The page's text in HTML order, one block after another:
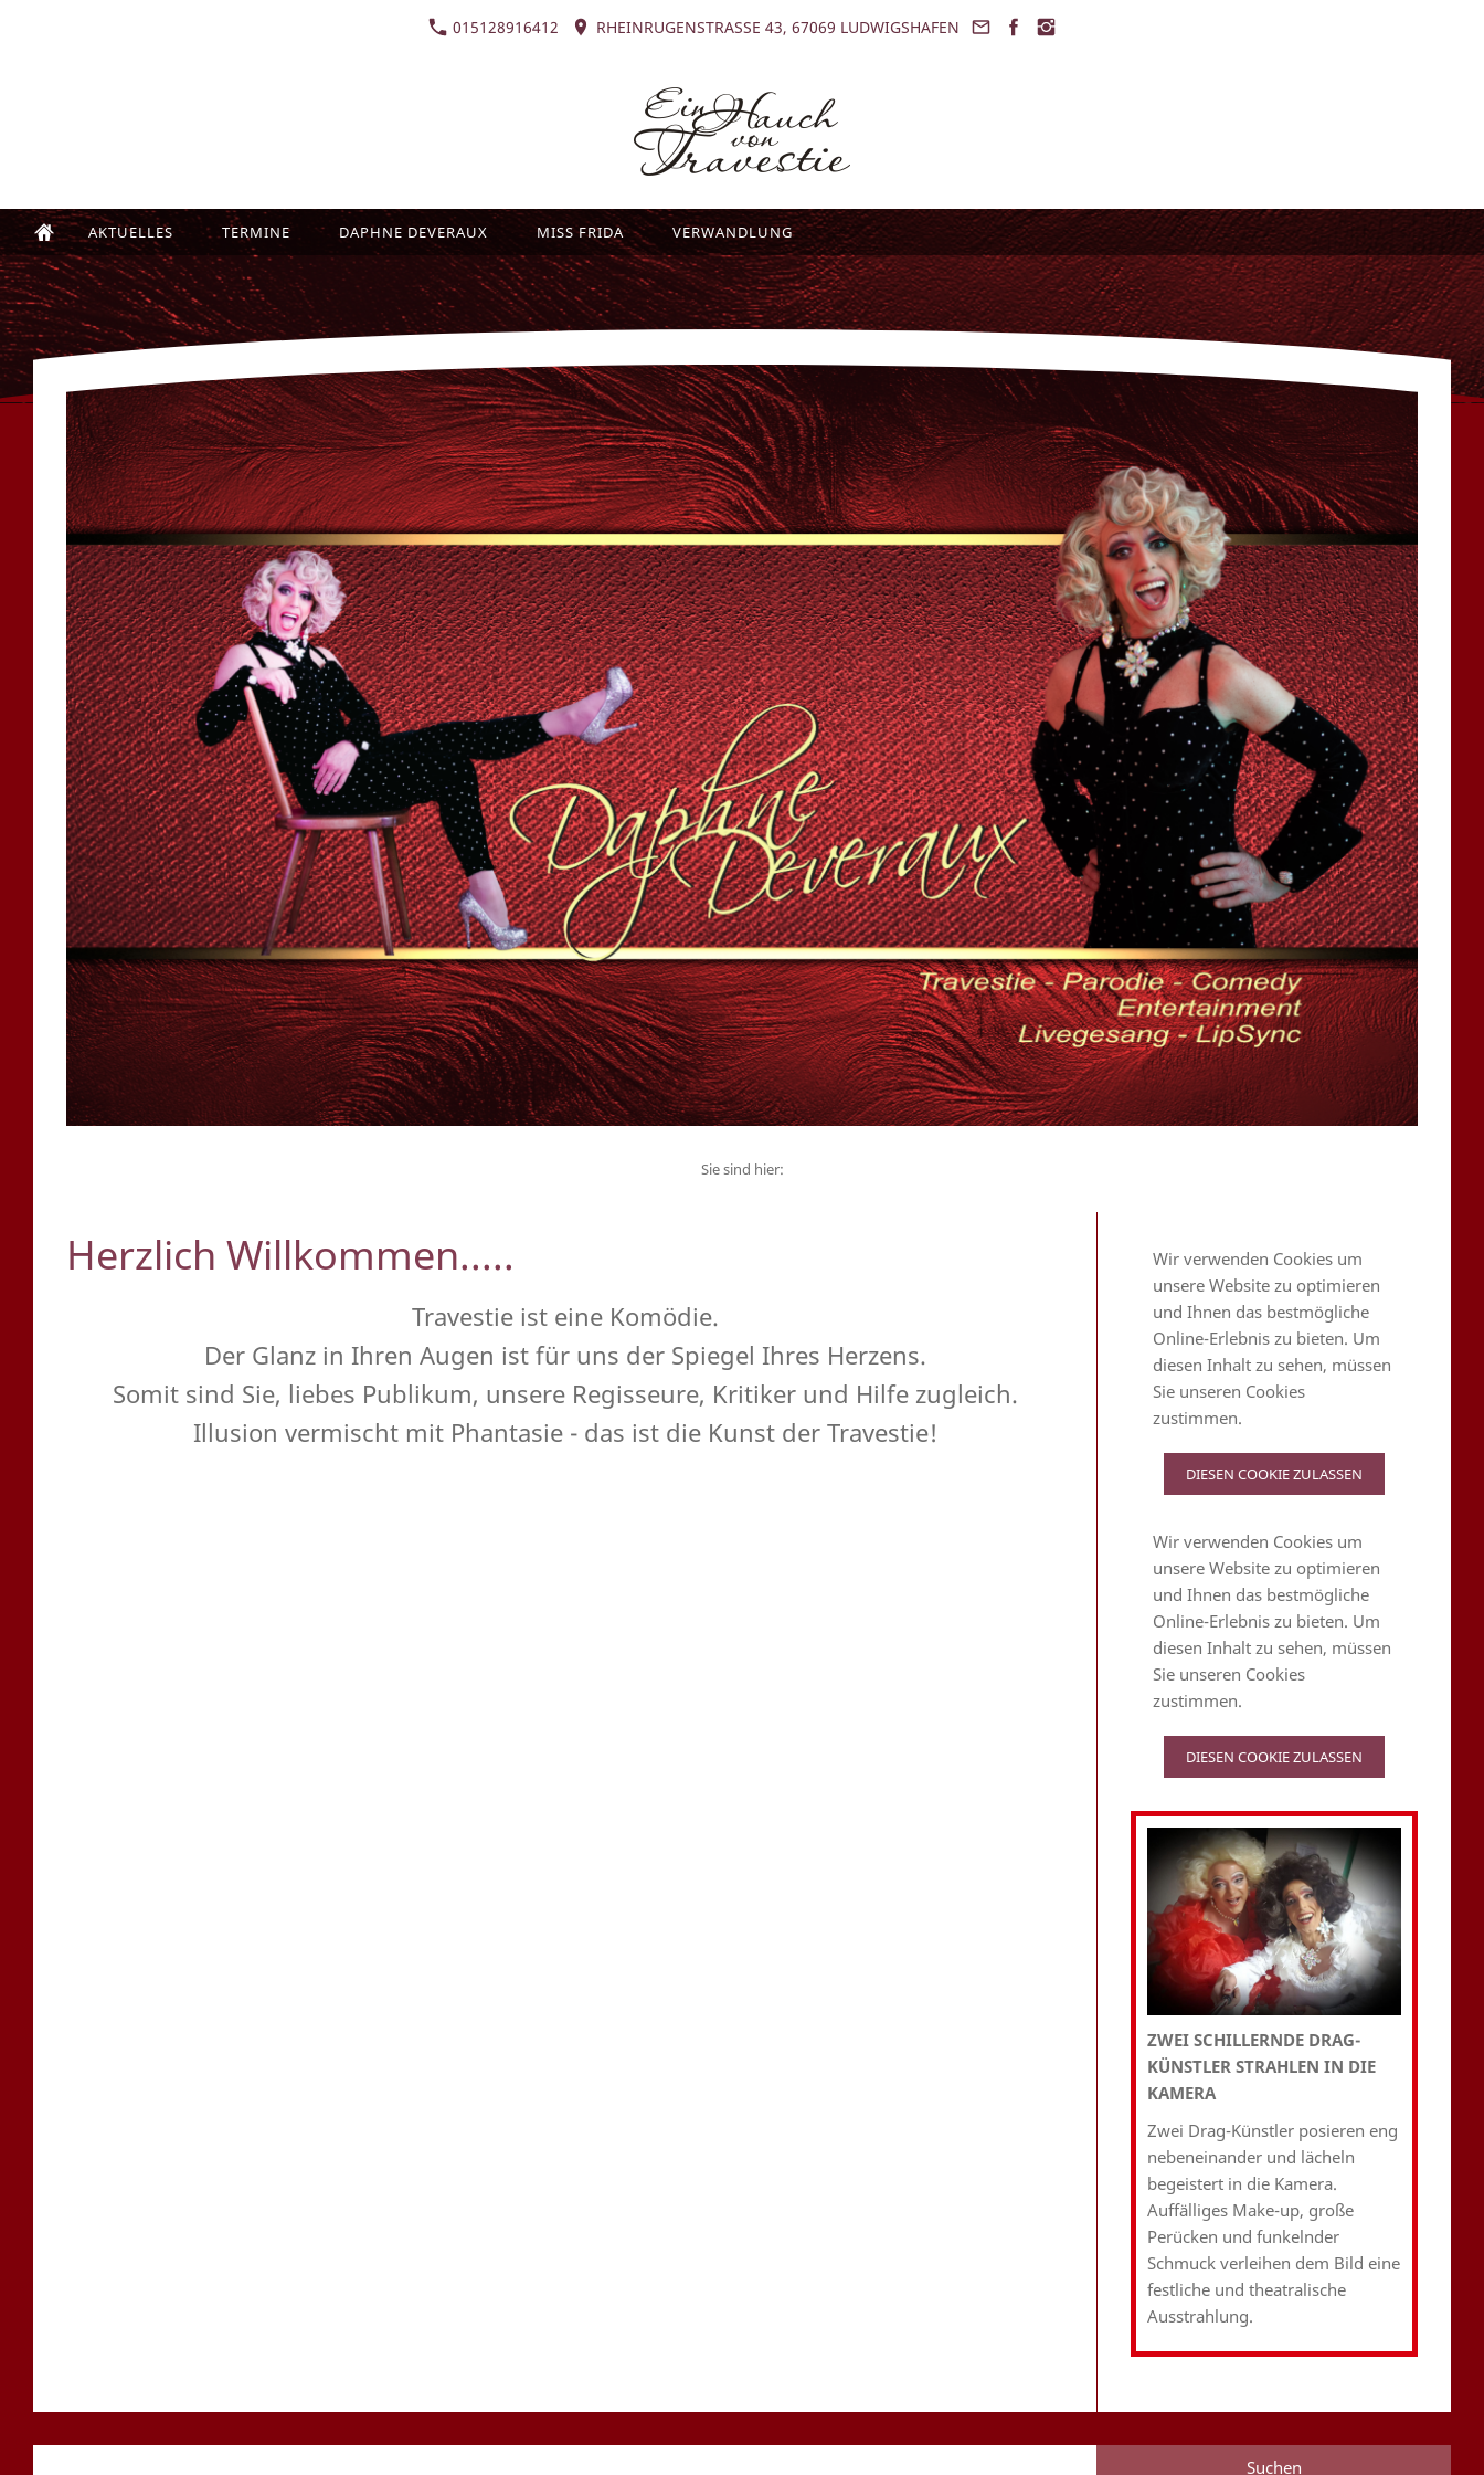
015128916412 RHEINRUGENSTRASSE 43, 67069 LUDWIGSHAFEN
AKTUELLES TERMINE DAPHNE DEVERAUX MISS FRIDA VERWANDLUNG
Sie sind hier:
Herzlich Willkommen.....
Travestie ist eine Komödie.
Der Glanz in Ihren Augen ist für uns der Spiegel Ihres Herzens.
Somit sind Sie, liebes Publikum, unsere Regisseure, Kritiker und Hilfe zugleich.
Illusion vermischt mit Phantasie - das ist die Kunst der Travestie!
Wir verwenden Cookies um
unsere Website zu optimieren
und Ihnen das bestmögliche
Online-Erlebnis zu bieten. Um
diesen Inhalt zu sehen, müssen
Sie unseren Cookies
zustimmen.
DIESEN COOKIE ZULASSEN
Wir verwenden Cookies um
unsere Website zu optimieren
und Ihnen das bestmögliche
Online-Erlebnis zu bieten. Um
diesen Inhalt zu sehen, müssen
Sie unseren Cookies
zustimmen.
DIESEN COOKIE ZULASSEN
ZWEI SCHILLERNDE DRAG-
KÜNSTLER STRAHLEN IN DIE
KAMERA
Zwei Drag-Künstler posieren eng
nebeneinander und lächeln
begeistert in die Kamera.
Auffälliges Make-up, große
Perücken und funkelnder
Schmuck verleihen dem Bild eine
festliche und theatralische
Ausstrahlung.